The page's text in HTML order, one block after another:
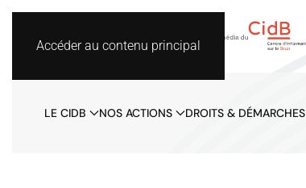
Accéder au contenu principal
LE CIDB NOS ACTIONS DROITS & DÉMARCHES